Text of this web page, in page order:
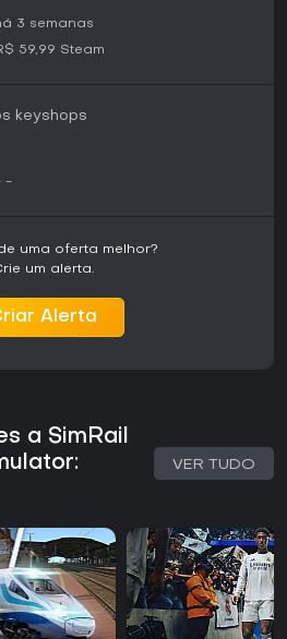
3 semanas
59,99 Steam
keyshops
-
uma oferta melhor?
um alerta.
Alerta
a SimRail
VER TUDO